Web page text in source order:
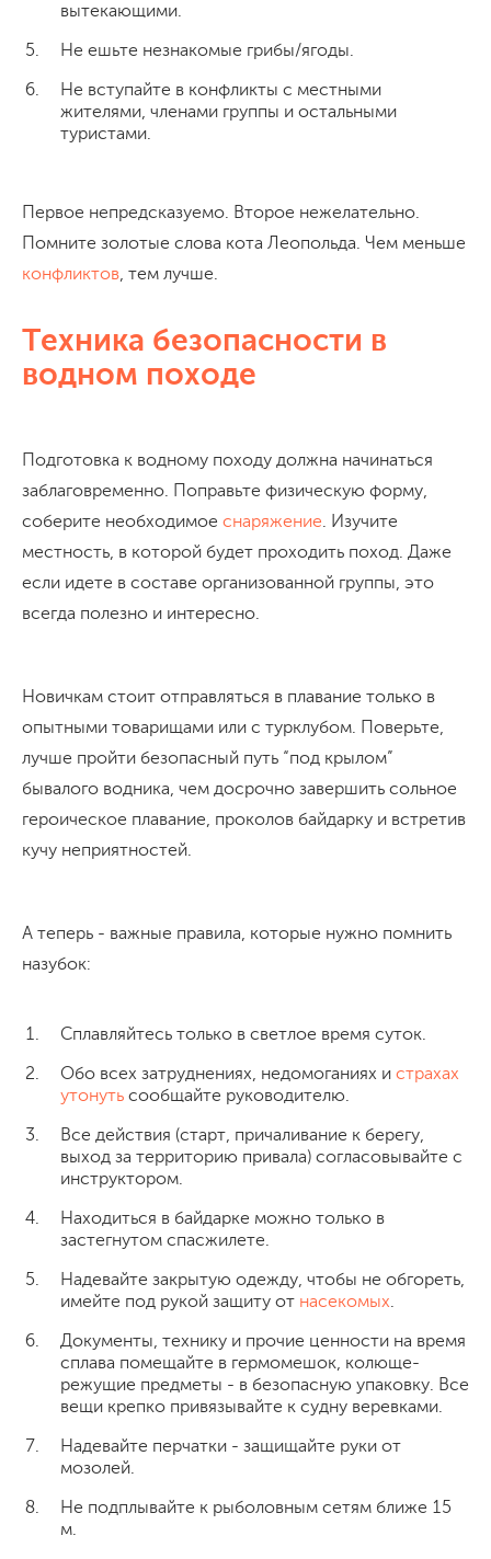
вытекающими.
Не ешьте незнакомые грибы/ягоды.
Не вступайте в конфликты с местными
жителями, членами группы и остальными
туристами.
Первое непредсказуемо. Второе нежелательно.
Помните золотые слова кота Леопольда. Чем меньше
конфликтов, тем лучше.
Техника безопасности в
водном походе
Подготовка к водному походу должна начинаться
заблаговременно. Поправьте физическую форму,
соберите необходимое снаряжение. Изучите
местность, в которой будет проходить поход. Даже
если идете в составе организованной группы, это
всегда полезно и интересно.
Новичкам стоит отправляться в плавание только в
опытными товарищами или с турклубом. Поверьте,
лучше пройти безопасный путь “под крылом”
бывалого водника, чем досрочно завершить сольное
героическое плавание, проколов байдарку и встретив
кучу неприятностей.
А теперь - важные правила, которые нужно помнить
назубок:
Сплавляйтесь только в светлое время суток.
Обо всех затруднениях, недомоганиях и страхах
утонуть сообщайте руководителю.
Все действия (старт, причаливание к берегу,
выход за территорию привала) согласовывайте с
инструктором.
Находиться в байдарке можно только в
застегнутом спасжилете.
Надевайте закрытую одежду, чтобы не обгореть,
имейте под рукой защиту от насекомых.
Документы, технику и прочие ценности на время
сплава помещайте в гермомешок, колюще-
режущие предметы - в безопасную упаковку. Все
вещи крепко привязывайте к судну веревками.
Надевайте перчатки - защищайте руки от
мозолей.
Не подплывайте к рыболовным сетям ближе 15
м.